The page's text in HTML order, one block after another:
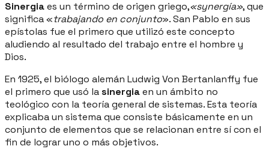
Sinergiaes un término de origen griego,«synergía», que
significa «trabajando en conjunto». San Pablo en sus
epístolas fue el primero que utilizó este concepto
aludiendo al resultado del trabajo entre el hombre y
Dios.
En 1925, el biólogo alemán Ludwig Von Bertanlanffy fue
el primero que usó lasinergiaen un ámbito no
teológico con la teoría general de sistemas. Esta teoría
explicaba un sistema que consiste básicamente en un
conjunto de elementos que se relacionan entre sí con el
fin de lograr uno o más objetivos.